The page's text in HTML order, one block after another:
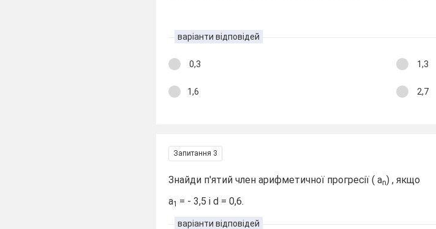
варіанти відповідей
0,3 1,3
1,6 2,7
Запитання 3
Знайди п'ятий член арифметичної прогресії ( аn) , якщо
а1 = - 3,5 і d = 0,6.
варіанти відповідей